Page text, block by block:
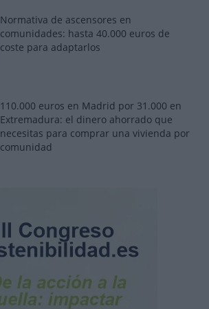
Normativa de ascensores en
comunidades: hasta 40.000 euros de
coste para adaptarlos
110.000 euros en Madrid por 31.000 en
Extremadura: el dinero ahorrado que
necesitas para comprar una vivienda por
comunidad